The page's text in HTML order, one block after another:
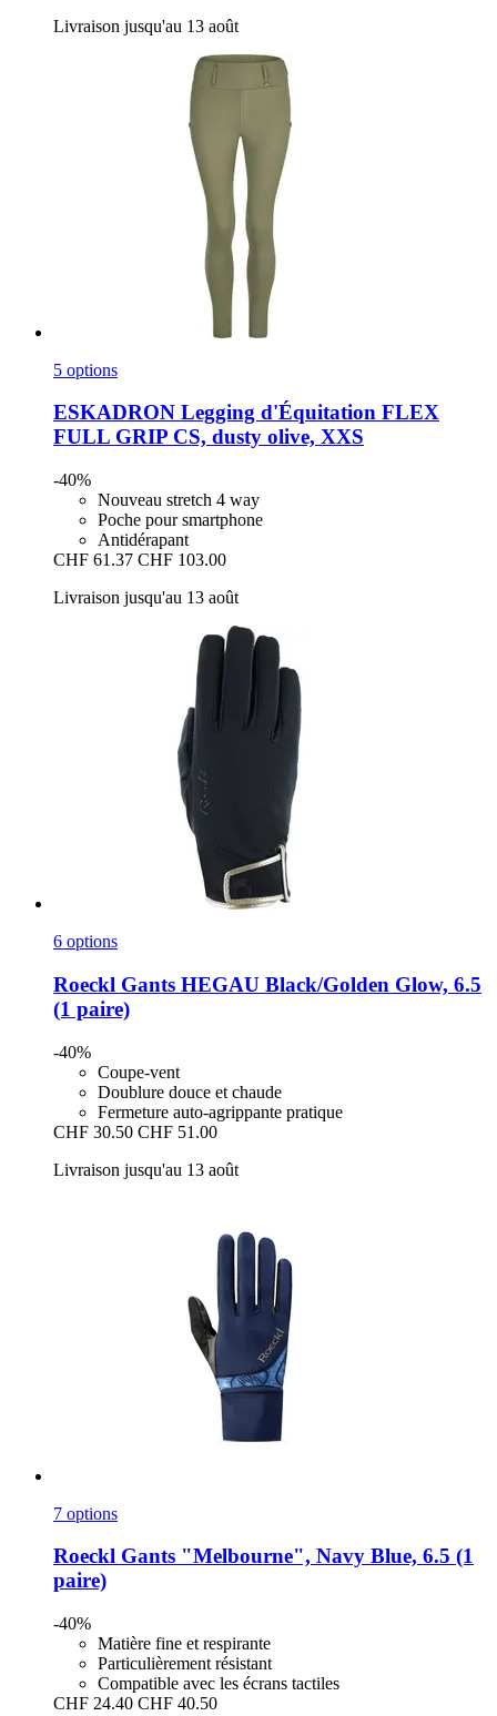
Livraison jusqu'au 13 août
5 options
ESKADRON Legging d'Équitation FLEX
FULL GRIP CS, dusty olive, XXS
-40%
Nouveau stretch 4 way
Poche pour smartphone
Antidérapant
CHF 61.37 CHF 103.00
Livraison jusqu'au 13 août
6 options
Roeckl Gants HEGAU Black/Golden Glow, 6.5
(1 paire)
-40%
Coupe-vent
Doublure douce et chaude
Fermeture auto-agrippante pratique
CHF 30.50 CHF 51.00
Livraison jusqu'au 13 août
7 options
Roeckl Gants "Melbourne", Navy Blue, 6.5 (1
paire)
-40%
Matière fine et respirante
Particulièrement résistant
Compatible avec les écrans tactiles
CHF 24.40 CHF 40.50